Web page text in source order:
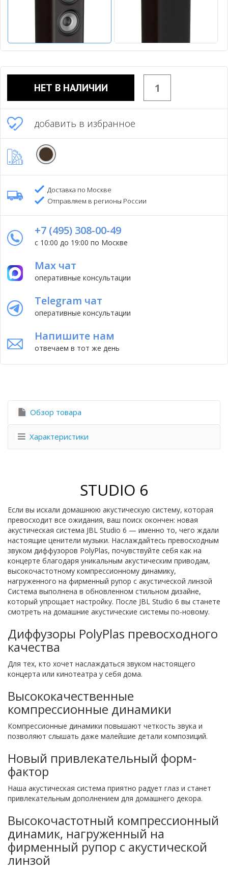
НЕТ В НАЛИЧИИ
добавить в избранное
Доставка по Москве
Отправляем в регионы России
+7 (495) 308-00-49
с 10:00 до 19:00 по Москве
Max чат
оперативные консультации
Telegram чат
оперативные консультации
Напишите нам
отвечаем в тот же день
Обзор товара
Характеристики
STUDIO 6
Если вы искали домашнюю акустическую систему, которая
превосходит все ожидания, ваш поиск окончен: новая
акустическая система JBL Studio 6 — именно то, чего ждали
настоящие ценители музыки. Наслаждайтесь превосходным
звуком диффузоров PolyPlas, почувствуйте себя как на
концерте благодаря уникальным акустическим приводам,
высокочастотному компрессионному динамику,
нагруженного на фирменный рупор с акустической линзой
Система выполнена в обновленном стильном дизайне,
который упрощает настройку. После JBL Studio 6 вы станете
смотреть на домашние акустические системы по-новому.
Диффузоры PolyPlas превосходного
качества
Для тех, кто хочет наслаждаться звуком настоящего
концерта или кинотеатра у себя дома.
Высококачественные
компрессионные динамики
Компрессионные динамики повышают четкость звука и
позволяют слышать даже малейшие детали композиций.
Новый привлекательный форм-
фактор
Наша акустическая система приятно радует глаз и станет
привлекательным дополнением для домашнего декора.
Высокочастотный компрессионный
динамик, нагруженный на
фирменный рупор с акустической
линзой